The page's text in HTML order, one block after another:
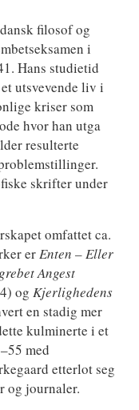
filosof og
i
Hans studietid
utsvevende liv i
kriser som
hvor han utga
resulterte
skrifter under
omfattet ca.
erEnten – Eller
Angest
og Kjerlighedens
en stadig mer
kulminerte i et
med
etterlot seg
og journaler.